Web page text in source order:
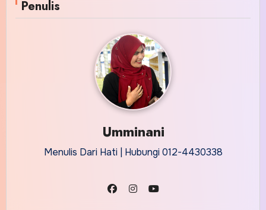
Penulis
Umminani
Menulis Dari Hati | Hubungi 012-4430338